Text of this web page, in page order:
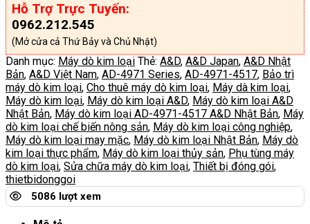
Hỗ Trợ Trực Tuyến:
0962.212.545
(Mở cửa cả Thứ Bảy và Chủ Nhật)
Danh mục: Máy dò kim loại Thẻ: A&D, A&D Japan, A&D Nhật
Bản, A&D Việt Nam, AD-4971 Series, AD-4971-4517, Bảo trì
máy dò kim loại, Cho thuê máy dò kim loại, Máy dà kim loại,
Máy dò kim loại, Máy dò kim loại A&D, Máy dò kim loại A&D
Nhật Bản, Máy dò kim loại AD-4971-4517 A&D Nhật Bản, Máy
dò kim loại chế biến nông sản, Máy dò kim loại công nghiệp,
Máy dò kim loại may mặc, Máy dò kim loại Nhật Bản, Máy dò
kim loại thực phẩm, Máy dò kim loại thủy sản, Phụ tùng máy
dò kim loại, Sửa chữa máy dò kim loại, Thiết bị đóng gói,
thietbidonggoi
5086 lượt xem